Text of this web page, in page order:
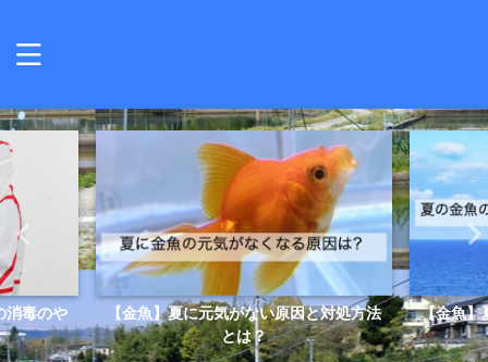
消毒のや
【金魚】夏に元気がない原因と対処方法
とは？
【金魚】